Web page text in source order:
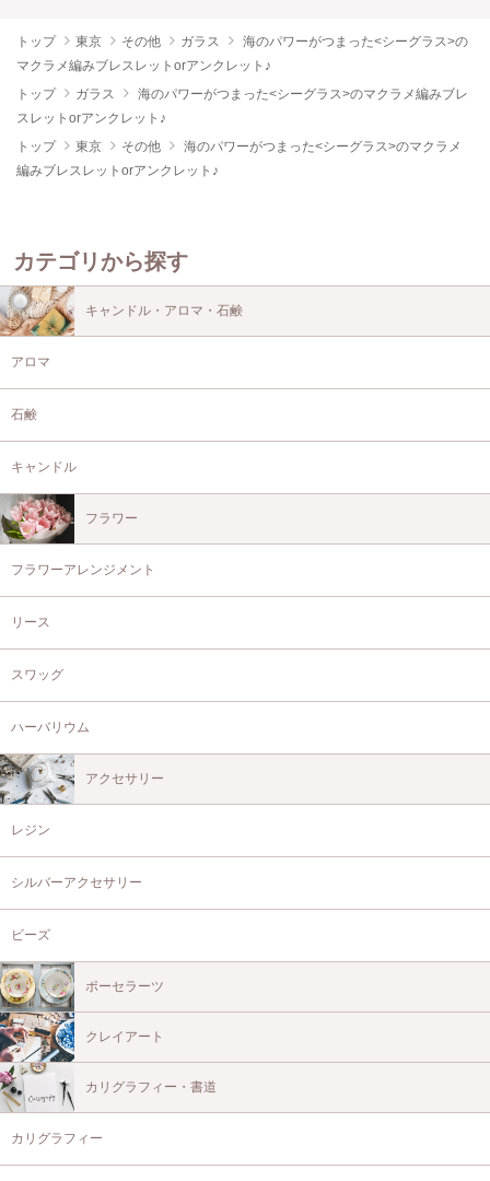
トップ 東京 その他 ガラス
海のパワーがつまった<シーグラス>の
マクラメ編みブレスレットorアンクレット♪
トップ
ガラス
海のパワーがつまった<シーグラス>のマクラメ編みブレ
スレットorアンクレット♪
トップ
東京 その他
海のパワーがつまった<シーグラス>のマクラメ
編みブレスレットorアンクレット♪
カテゴリから探す
キャンドル・アロマ・石鹸
アロマ
石鹸
キャンドル
フラワー
フラワーアレンジメント
リース
スワッグ
ハーバリウム
アクセサリー
レジン
シルバーアクセサリー
ビーズ
ポーセラーツ
クレイアート
カリグラフィー・書道
カリグラフィー